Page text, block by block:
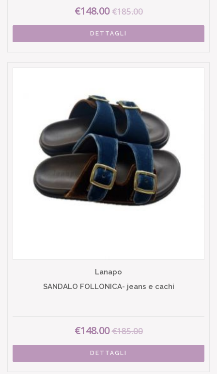
€148.00 €185.00
DETTAGLI
Lanapo
SANDALO FOLLONICA- jeans e cachi
€148.00 €185.00
DETTAGLI